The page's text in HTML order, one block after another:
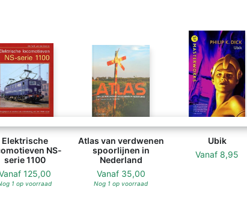
Elektrische
NS-
serie 1100
125,00
1 op voorraad
Atlas van verdwenen
spoorlijnen in
Nederland
Vanaf 35,00
Nog 1 op voorraad
Ubik
Vanaf 8,95